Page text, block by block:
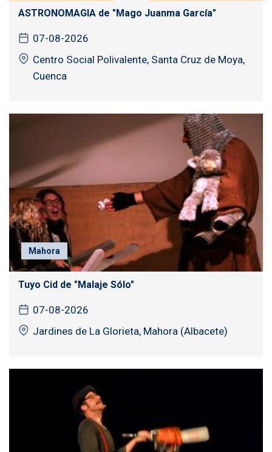
ASTRONOMAGIA de "Mago Juanma García"
07-08-2026
Centro Social Polivalente, Santa Cruz de Moya,
Cuenca
Mahora
Tuyo Cid de "Malaje Sólo"
07-08-2026
Jardines de La Glorieta, Mahora (Albacete)